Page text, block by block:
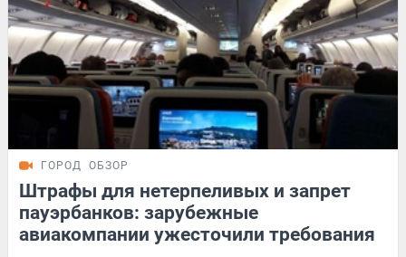
ГОРОД ОБЗОР
Штрафы для нетерпеливых и запрет
пауэрбанков: зарубежные
авиакомпании ужесточили требования